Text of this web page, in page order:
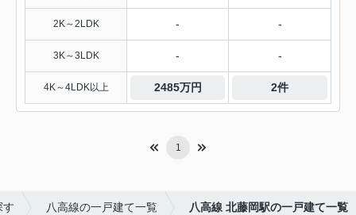
2K～2LDK - -
3K～3LDK - -
4K～4LDK以上 2485万円 2件
1
す 八高線の一戸建て一覧 八高線 北藤岡駅の一戸建て一覧